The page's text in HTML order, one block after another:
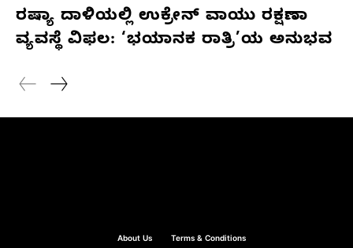
ರಷ್ಯಾ ದಾಳಿಯಲ್ಲಿ ಉಕ್ರೇನ್ ವಾಯು ರಕ್ಷಣಾ
ವ್ಯವಸ್ಥೆ ವಿಫಲ: ‘ಭಯಾನಕ ರಾತ್ರಿ’ಯ ಅನುಭವ
About Us Terms & Conditions